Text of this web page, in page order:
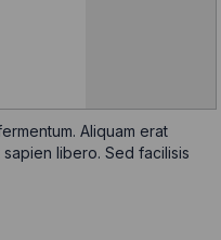
Aliquam erat
libero. Sed facilisis